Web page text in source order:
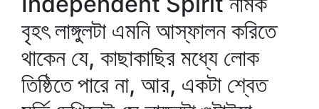
বৃহৎ লাঙ্গুলটা এমনি আস্ফালন করিতে
থাকেন যে, কাছাকাছির মধ্যে লোক
তিষ্ঠিতে পারে না, আর, একটা শ্বেত